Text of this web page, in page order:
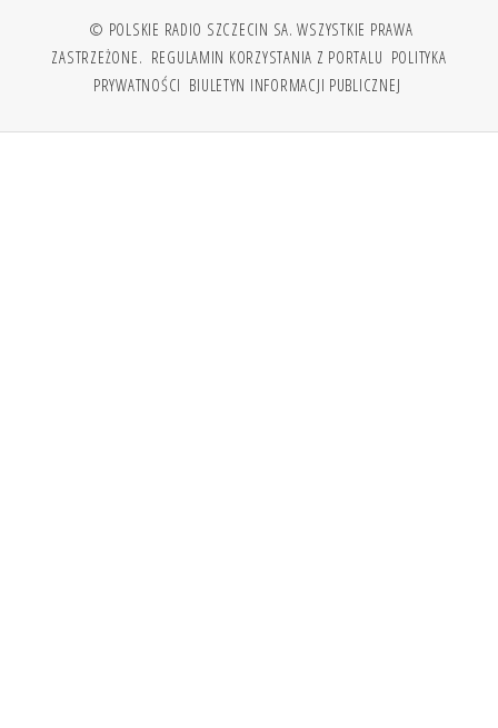
© POLSKIE RADIO SZCZECIN SA. WSZYSTKIE PRAWA
ZASTRZEŻONE. REGULAMIN KORZYSTANIA Z PORTALU POLITYKA
PRYWATNOŚCI BIULETYN INFORMACJI PUBLICZNEJ